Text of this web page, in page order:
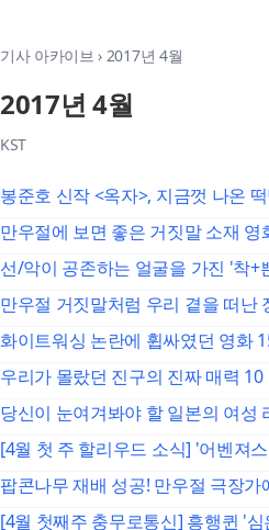
기사 아카이브 › 2017년 4월
2017년 4월
KST
봉준호 신작 <옥자>, 지금껏 나온
만우절에 보면 좋은 거짓말 소재 영
선/악이 공존하는 얼굴을 가진 '착+
만우절 거짓말처럼 우리 곁을 떠난
화이트워싱 논란에 휩싸였던 영화
우리가 몰랐던 진구의 진짜 매력 10
당신이 눈여겨봐야 할 일본의 여성
[4월 첫 주 할리우드 소식] '어벤져
팝콘나무 재배 성공! 만우절 극장가
[4월 첫째주 충무로통신] 흥행퀸 '